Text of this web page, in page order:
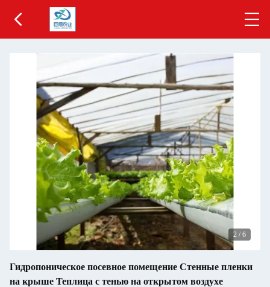
2 / 6
Гидропоническое посевное помещение Стенные пленки
на крыше Теплица с тенью на открытом воздухе